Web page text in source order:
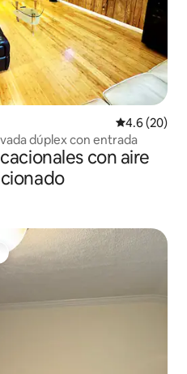
Calificación
4.6 (20)
dúplex con entrada
con aire